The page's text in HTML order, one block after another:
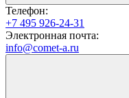
Телефон:
+7 495 926-24-31
Электронная почта:
info@comet-a.ru